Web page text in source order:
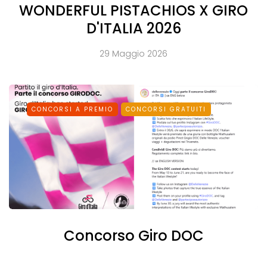
WONDERFUL PISTACHIOS X GIRO
D'ITALIA 2026
29 Maggio 2026
CONCORSI A PREMIO CONCORSI GRATUITI
Concorso Giro DOC